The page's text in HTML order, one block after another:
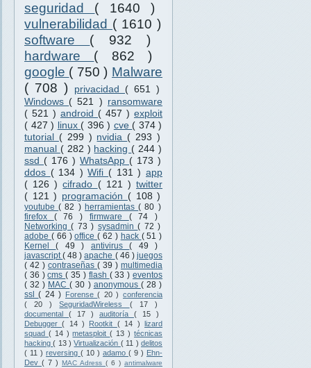
seguridad ( 1640 )
vulnerabilidad ( 1610 )
software ( 932 )
hardware ( 862 )
google ( 750 ) Malware
( 708 )
privacidad ( 651 )
Windows ( 521 ) ransomware
( 521 ) android ( 457 ) exploit
( 427 ) linux ( 396 ) cve ( 374 )
tutorial ( 299 ) nvidia ( 293 )
manual ( 282 ) hacking ( 244 )
ssd ( 176 ) WhatsApp ( 173 )
ddos ( 134 )Wifi ( 131 ) app
( 126 )cifrado ( 121 )twitter
( 121 ) programación ( 108 )
youtube( 82 ) herramientas( 80 )
firefox ( 76 ) firmware ( 74 )
Networking( 73 ) sysadmin( 72 )
adobe ( 66 )office( 62 ) hack ( 51 )
Kernel( 49 ) antivirus( 49 )
javascript( 48 )apache ( 46 ) juegos
( 42 ) contraseñas ( 39 ) multimedia
( 36 )cms( 35 ) flash ( 33 )eventos
( 32 ) MAC( 30 ) anonymous ( 28 )
ssl( 24 ) Forense( 20 ) conferencia
( 20 )SeguridadWireless ( 17 )
documental ( 17 ) auditoría ( 15 )
Debugger( 14 ) Rootkit ( 14 ) lizard
squad ( 14 )metasploit( 13 ) técnicas
hacking( 13 )Virtualización ( 11 ) delitos
( 11 ) reversing ( 10 ) adamo ( 9 ) Ehn-
Dev ( 7 ) MAC Adress ( 6 ) antimalware